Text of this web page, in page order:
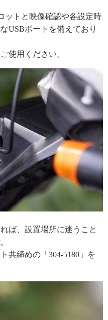
ットと映像確認や各設定時
USBポートを備えており
使用ください。
ば、設置場所に迷うこと
共締めの「304-5180」を